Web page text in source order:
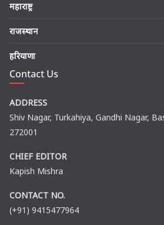
महाराष्ट्र
राजस्थान
हरियाणा
Contact Us
ADDRESS
Shiv Nagar, Turkahiya, Gandhi Nagar,
272001
CHIEF EDITOR
Kapish Mishra
CONTACT NO.
(+91) 9415477964